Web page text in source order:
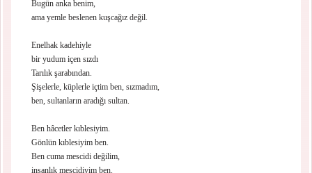
Bugün anka benim,
ama yemle beslenen kuşcağız değil.
Enelhak kadehiyle
bir yudum içen sızdı
Tarılık şarabından.
Şişelerle, küplerle içtim ben, sızmadım,
ben, sultanların aradığı sultan.
Ben hâcetler kıblesiyim.
Gönlün kıblesiyim ben.
Ben cuma mescidi değilim,
insanlık mescidiyim ben.